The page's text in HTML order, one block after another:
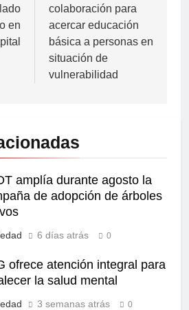
en
colaboración para
acercar educación
básica a personas en
situación de
vulnerabilidad
amplía durante agosto la
de adopción de árboles
6 días atrás 0
ofrece atención integral para
la salud mental
3 semanas atrás 0